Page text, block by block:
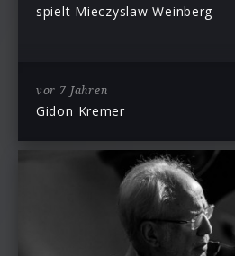
spielt Mieczyslaw Weinberg
vor 7 Jahren
Gidon Kremer